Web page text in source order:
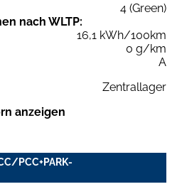
4 (Green)
nach WLTP:
16,1 kWh/100km
0 g/km
A
Zentrallager
anzeigen
PCC+PARK-